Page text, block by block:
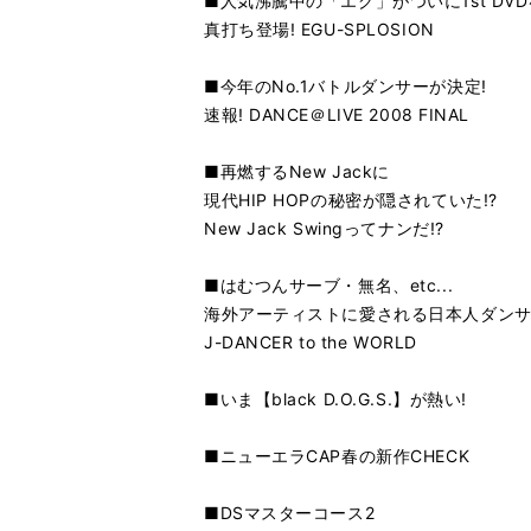
真打ち登場! EGU-SPLOSION
■今年のNo.1バトルダンサーが決定!
速報! DANCE＠LIVE 2008 FINAL
■再燃するNew Jackに
現代HIP HOPの秘密が隠されていた!?
New Jack Swingってナンだ!?
■はむつんサーブ・無名、etc...
海外アーティストに愛される日本人ダン
J-DANCER to the WORLD
■いま【black D.O.G.S.】が熱い!
■ニューエラCAP春の新作CHECK
■DSマスターコース2